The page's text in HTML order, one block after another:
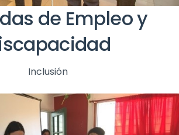
de Empleo y
Inclusión